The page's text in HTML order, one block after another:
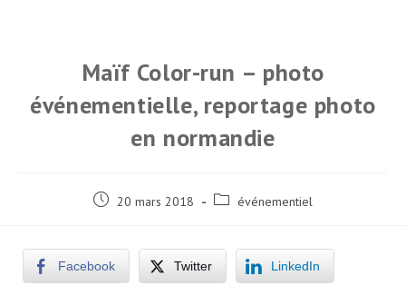
Maïf Color-run – photo
événementielle, reportage photo
en normandie
Post 20 mars 2018
Post événementiel
Facebook Twitter LinkedIn